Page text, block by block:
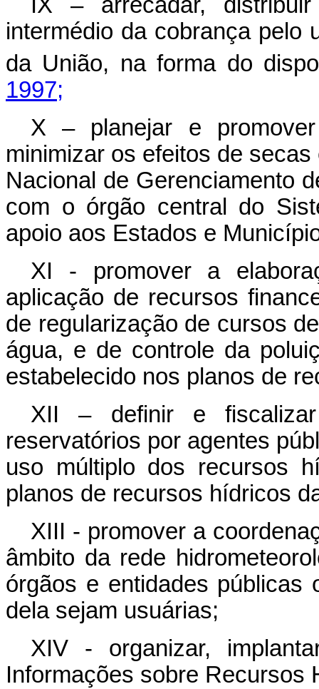
IX – arrecadar,
intermédio da cobrança pelo
da União, na forma do
1997;
X – planejar e
minimizar os efeitos de
Nacional de Gerenciamento
com o órgão central do
apoio aos Estados e
XI - promover a
aplicação de recursos
de regularização de cursos
água, e de controle da
estabelecido nos planos de
XII – definir e
reservatórios por agentes
uso múltiplo dos recursos
planos de recursos hídricos
XIII - promover a
âmbito da rede
órgãos e entidades públicas
dela sejam usuárias;
XIV - organizar,
Informações sobre Recursos